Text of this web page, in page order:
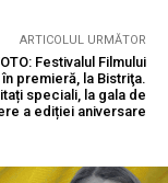
ARTICOLUL URMĂTOR
Festivalul Filmului
în premieră, la Bistriţa.
speciali, la gala de
a ediției aniversare